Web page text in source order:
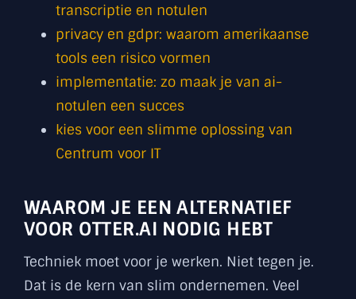
transcriptie en notulen
privacy en gdpr: waarom amerikaanse
tools een risico vormen
implementatie: zo maak je van ai-
notulen een succes
kies voor een slimme oplossing van
Centrum voor IT
WAAROM JE EEN ALTERNATIEF
VOOR OTTER.AI NODIG HEBT
Techniek moet voor je werken. Niet tegen je.
Dat is de kern van slim ondernemen. Veel